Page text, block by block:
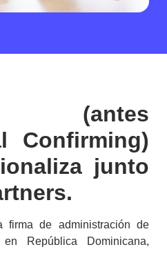
(antes
Confirming)
junto
firma de administración de
República Dominicana,